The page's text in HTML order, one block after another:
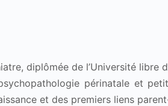
diplômée de l’Université libre
périnatale et
et des premiers liens